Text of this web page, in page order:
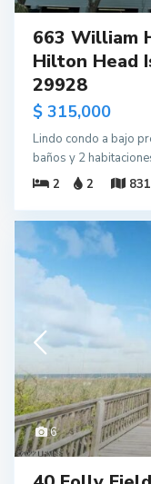
663 William
Hilton Head
29928
$ 315,000
Lindo condo a bajo
baños y 2
2
2
6